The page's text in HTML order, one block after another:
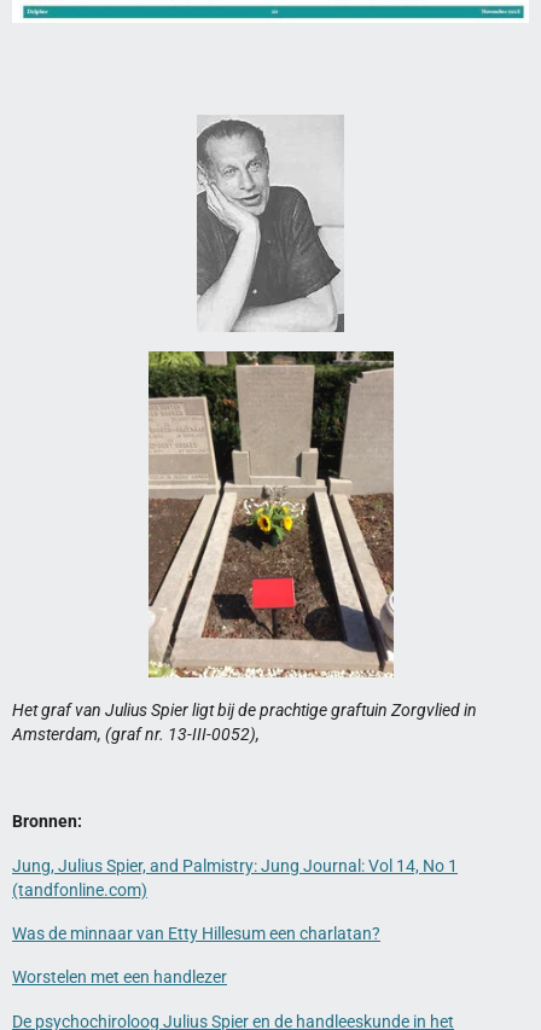
Het graf van Julius Spier ligt bij de prachtige graftuin Zorgvlied in
Amsterdam, (graf nr. 13-III-0052),
Bronnen:
Jung, Julius Spier, and Palmistry: Jung Journal: Vol 14, No 1
(tandfonline.com)
Was de minnaar van Etty Hillesum een charlatan?
Worstelen met een handlezer
De psychochiroloog Julius Spier en de handleeskunde in het